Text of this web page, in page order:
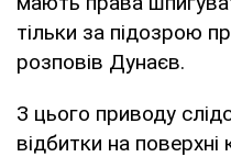
тільки за підозрою
розповів Дунаєв.
З цього приводу
відбитки на